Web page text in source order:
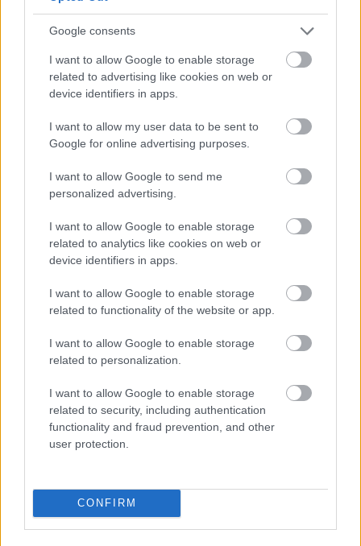
Google consents
I want to allow Google to enable storage
related to advertising like cookies on web or
device identifiers in apps.
I want to allow my user data to be sent to
Google for online advertising purposes.
I want to allow Google to send me
personalized advertising.
I want to allow Google to enable storage
related to analytics like cookies on web or
device identifiers in apps.
I want to allow Google to enable storage
related to functionality of the website or app.
I want to allow Google to enable storage
related to personalization.
I want to allow Google to enable storage
related to security, including authentication
functionality and fraud prevention, and other
user protection.
CONFIRM
formájában érkezik.
1 hozzászólás
PIKNIK ITALOK: ÍZEK ÉS ÉLMÉNYEK A SZABADBAN
Ahogy tavaszodik és a nap egyre tovább marad velünk, sokaknak
támad kedve kirándulni a természetbe.